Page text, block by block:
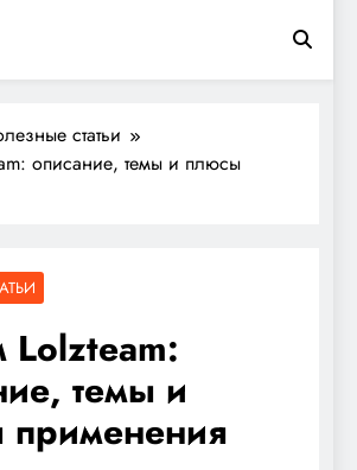
здоровье
статьи
описание, темы и плюсы
темы и